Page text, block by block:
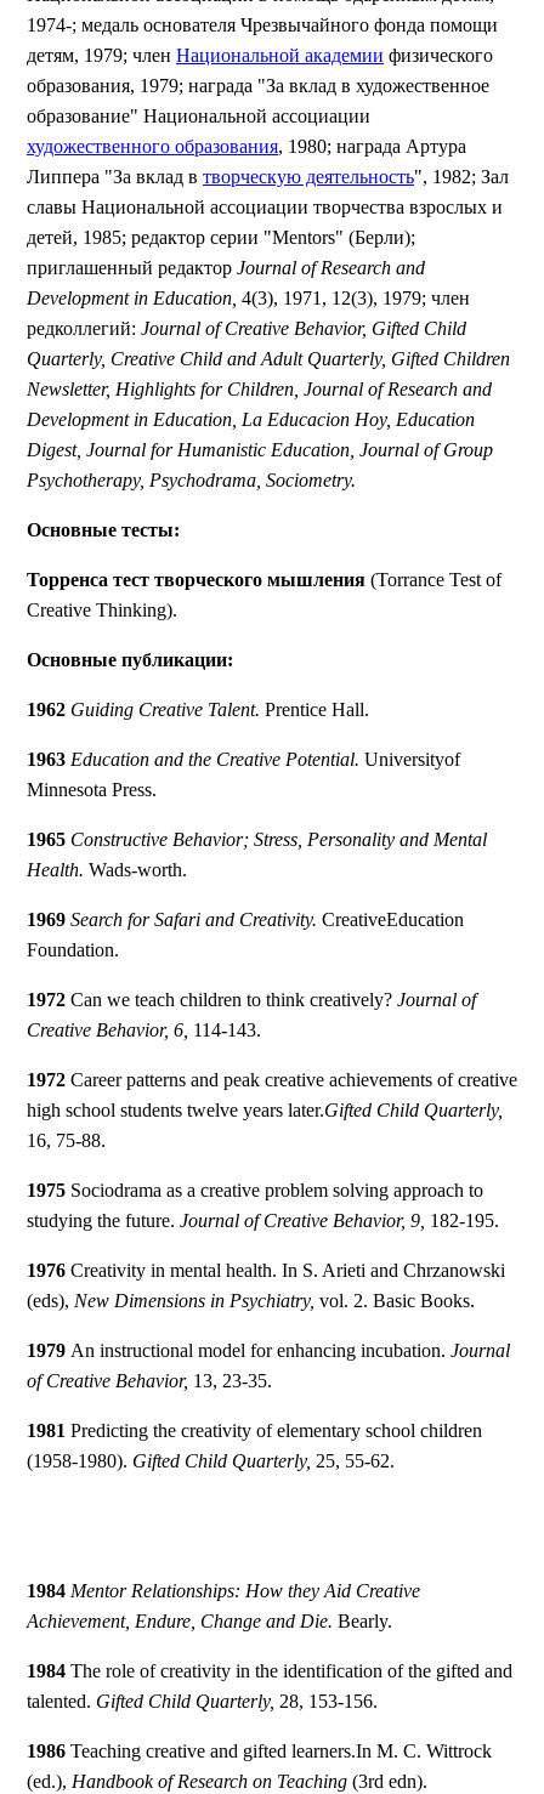
1974-; медаль основателя Чрезвычайного фонда помощи
детям, 1979; член Национальной академии физического
образования, 1979; награда "За вклад в художественное
образование" Национальной ассоциации
художественного образования, 1980; награда Артура
Липпера "За вклад в творческую деятельность", 1982; Зал
славы Национальной ассоциации творчества взрослых и
детей, 1985; редактор серии "Mentors" (Берли);
приглашенный редактор Journal of Research and
Development in Education, 4(3), 1971, 12(3), 1979; член
редколлегий: Journal of Creative Behavior, Gifted Child
Quarterly, Creative Child and Adult Quarterly, Gifted Children
Newsletter, Highlights for Children, Journal of Research and
Development in Education, La Educacion Hoy, Education
Digest, Journal for Humanistic Education, Journal of Group
Psychotherapy, Psychodrama, Sociometry.
Основные тесты:
Торренса тест творческого мышления (Torrance Test of
Creative Thinking).
Основные публикации:
1962 Guiding Creative Talent. Prentice Hall.
1963 Education and the Creative Potential. Universityof
Minnesota Press.
1965 Constructive Behavior; Stress, Personality and Mental
Health. Wads-worth.
1969 Search for Safari and Creativity. CreativeEducation
Foundation.
1972 Can we teach children to think creatively? Journal of
Creative Behavior, 6, 114-143.
1972 Career patterns and peak creative achievements of creative
high school students twelve years later.Gifted Child Quarterly,
16, 75-88.
1975 Sociodrama as a creative problem solving approach to
studying the future. Journal of Creative Behavior, 9, 182-195.
1976 Creativity in mental health. In S. Arieti and Chrzanowski
(eds), New Dimensions in Psychiatry, vol. 2. Basic Books.
1979 An instructional model for enhancing incubation. Journal
of Creative Behavior, 13, 23-35.
1981 Predicting the creativity of elementary school children
(1958-1980). Gifted Child Quarterly, 25, 55-62.
1984 Mentor Relationships: How they Aid Creative
Achievement, Endure, Change and Die. Bearly.
1984 The role of creativity in the identification of the gifted and
talented. Gifted Child Quarterly, 28, 153-156.
1986 Teaching creative and gifted learners.In M. C. Wittrock
(ed.), Handbook of Research on Teaching (3rd edn).